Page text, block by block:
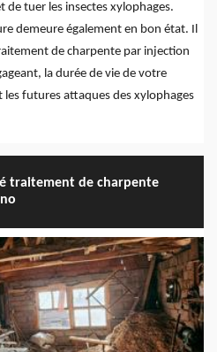
tuer les insectes xylophages.
demeure également en bon état. Il
de charpente par injection
la durée de vie de votre
futures attaques des xylophages
traitement de charpente